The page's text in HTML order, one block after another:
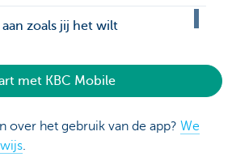
aan zoals jij het wilt
met KBC Mobile
over het gebruik van de app? We
.